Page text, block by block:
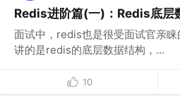
Redis进阶篇(一)：Redis底层
面试中，redis也是很受面试官亲睐
讲的是redis的底层数据结构，...
10